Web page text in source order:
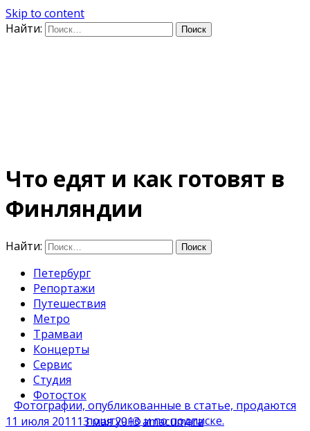
Skip to content
Найти:
Что едят и как готовят в
Финляндии
Найти:
Петербург
Репортажи
Путешествия
Метро
Трамваи
Концерты
Сервис
Студия
Фотосток
11 июля 2011 13 мая 2013amacumara
Фотографии, опубликованные в статье, продаются
поштучно и по подписке.